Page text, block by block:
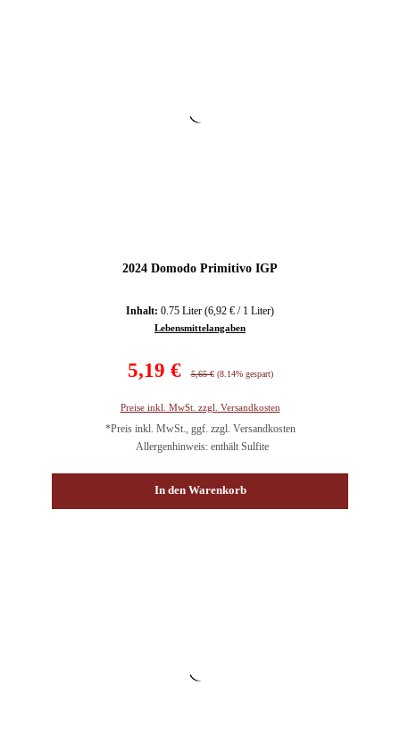
2024 Domodo Primitivo IGP
Inhalt: 0.75 Liter (6,92 € / 1 Liter)
Lebensmittelangaben
5,19 € Regulärer Preis:
5,65 € (8.14% gespart)
Preise inkl. MwSt. zzgl. Versandkosten
*Preis inkl. MwSt., ggf. zzgl. Versandkosten
Allergenhinweis: enthält Sulfite
In den Warenkorb